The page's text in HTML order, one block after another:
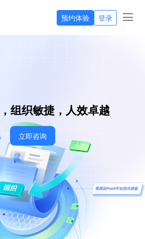
预约体验 登录
组织敏捷，人效卓越
立即咨询